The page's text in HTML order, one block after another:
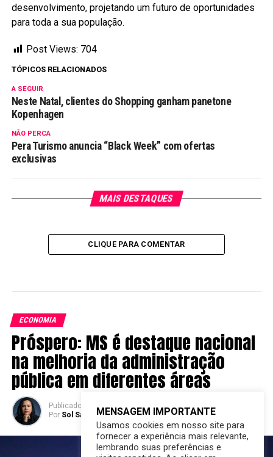
desenvolvimento, projetando um futuro de oportunidades
para toda a sua população.
Post Views: 704
TÓPICOS RELACIONADOS
A SEGUIR
Neste Natal, clientes do Shopping ganham panetone
Kopenhagen
NÃO PERCA
Pera Turismo anuncia “Black Week” com ofertas
exclusivas
MAIS DESTAQUES
CLIQUE PARA COMENTAR
ECONOMIA
Próspero: MS é destaque nacional
na melhoria da administração
pública em diferentes áreas
Publicado 2 anos atrás em 30/08/2024
Por Sol Santandher/ Cesar ferreira
MENSAGEM IMPORTANTE
Usamos cookies em nosso site para
fornecer a experiência mais relevante,
lembrando suas preferências e